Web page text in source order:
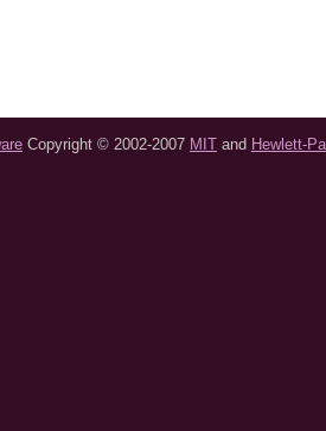
Copyright © 2002-2007 MIT and Hewlett-